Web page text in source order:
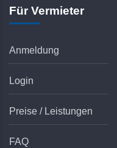
Für Vermieter
Anmeldung
Login
Preise / Leistungen
FAQ